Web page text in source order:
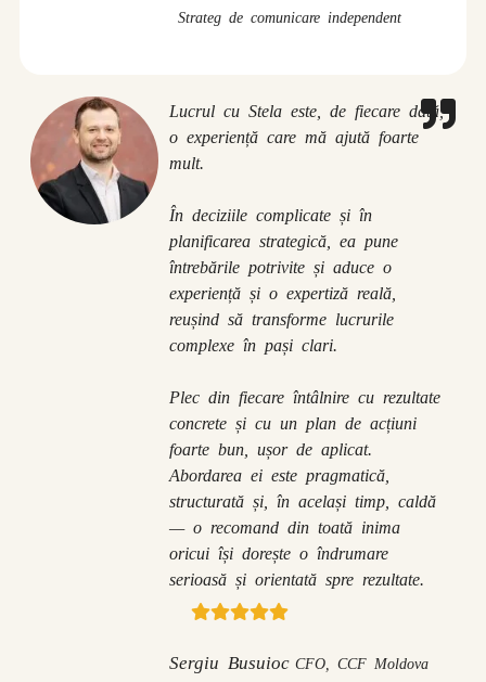
Strateg de comunicare independent
Lucrul cu Stela este, de fiecare dată,
o experiență care mă ajută foarte
mult.
În deciziile complicate și în
planificarea strategică, ea pune
întrebările potrivite și aduce o
experiență și o expertiză reală,
reușind să transforme lucrurile
complexe în pași clari.
Plec din fiecare întâlnire cu rezultate
concrete și cu un plan de acțiuni
foarte bun, ușor de aplicat.
Abordarea ei este pragmatică,
structurată și, în același timp, caldă
— o recomand din toată inima
oricui își dorește o îndrumare
serioasă și orientată spre rezultate.
Sergiu Busuioc CFO, CCF Moldova